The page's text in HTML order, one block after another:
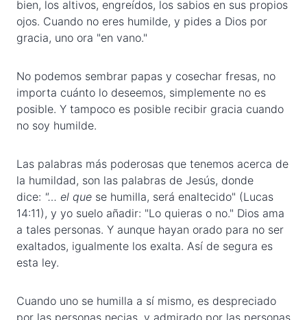
bien, los altivos, engreídos, los sabios en sus propios
ojos. Cuando no eres humilde, y pides a Dios por
gracia, uno ora "en vano."
No podemos sembrar papas y cosechar fresas, no
importa cuánto lo deseemos, simplemente no es
posible. Y tampoco es posible recibir gracia cuando
no soy humilde.
Las palabras más poderosas que tenemos acerca de
la humildad, son las palabras de Jesús, donde
dice: "… el que se humilla, será enaltecido" (Lucas
14:11), y yo suelo añadir: "Lo quieras o no." Dios ama
a tales personas. Y aunque hayan orado para no ser
exaltados, igualmente los exalta. Así de segura es
esta ley.
Cuando uno se humilla a sí mismo, es despreciado
por las personas necias, y admirado por las personas